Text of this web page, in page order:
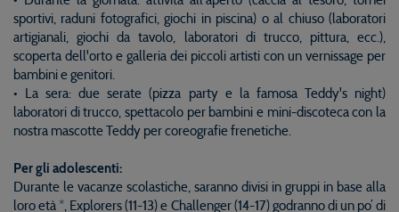
sportivi, raduni fotografici, giochi in piscina) o al chiuso (laboratori
artigianali, giochi da tavolo, laboratori di trucco, pittura, ecc.),
scoperta dell'orto e galleria dei piccoli artisti con un vernissage per
bambini e genitori.
• La sera: due serate (pizza party e la famosa Teddy's night)
laboratori di trucco, spettacolo per bambini e mini-discoteca con la
nostra mascotte Teddy per coreografie frenetiche.
Per gli adolescenti:
Durante le vacanze scolastiche, saranno divisi in gruppi in base alla
loro età *, Explorers (11-13) e Challenger (14-17) godranno di un po’ di